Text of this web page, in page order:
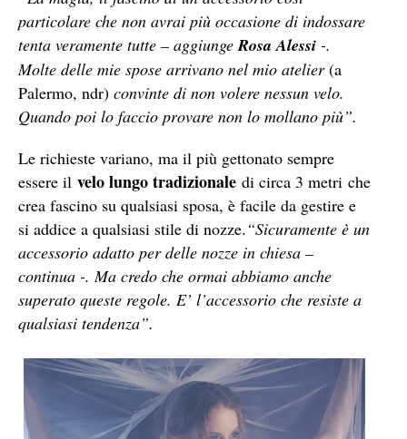
particolare che non avrai più occasione di indossare
tenta veramente tutte – aggiunge Rosa Alessi -.
Molte delle mie spose arrivano nel mio atelier(a
Palermo, ndr) convinte di non volere nessun velo.
Quando poi lo faccio provare non lo mollano più”.
Le richieste variano, ma il più gettonato sempre
essere il velo lungo tradizionale di circa 3 metri che
crea fascino su qualsiasi sposa, è facile da gestire e
si addice a qualsiasi stile di nozze. “Sicuramente è un
accessorio adatto per delle nozze in chiesa –
continua -. Ma credo che ormai abbiamo anche
superato queste regole. E’ l’accessorio che resiste a
qualsiasi tendenza”.